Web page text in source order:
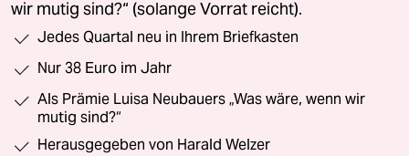
wir mutig sind?“ (solange Vorrat reicht).
Jedes Quartal neu in Ihrem Briefkasten
Nur 38 Euro im Jahr
Als Prämie Luisa Neubauers „Was wäre, wenn wir
mutig sind?“
Herausgegeben von Harald Welzer